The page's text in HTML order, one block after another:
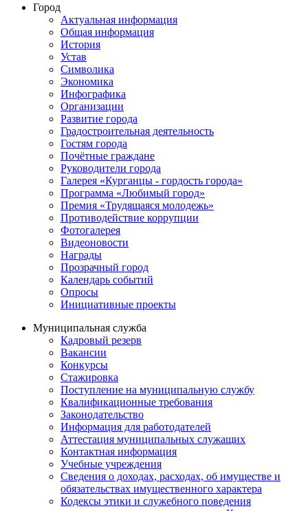
Город
Актуальная информация
Общая информация
История
Устав
Символика
Экономика
Инфографика
Организации
Развитие города
Градостроительная деятельность
Гостям города
Почётные граждане
Руководители города
Галерея «Курганцы - гордость города»
Программа «Любимый город»
Премия «Трудящаяся молодежь»
Противодействие коррупции
Фотогалерея
Видеоновости
Награды
Прозрачный город
Календарь событий
Опросы
Инициативные проекты
Муниципальная служба
Кадровый резерв
Вакансии
Конкурсы
Стажировка
Поступление на муниципальную службу
Квалификационные требования
Законодательство
Информация для работодателей
Аттестация муниципальных служащих
Контактная информация
Учебные учреждения
Сведения о доходах, расходах, об имуществе и
обязательствах имущественного характера
Кодексы этики и служебного поведения